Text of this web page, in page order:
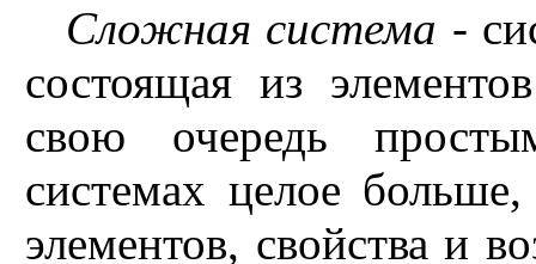
Сложная система -
состоящая из
свою очередь
системах целое
элементов, свойства и